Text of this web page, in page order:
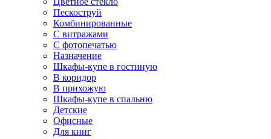
Пескоструй
Комбинированные
С витражами
С фотопечатью
Назначение
Шкафы-купе в гостиную
В коридор
В прихожую
Шкафы-купе в спальню
Детские
Офисные
Для книг